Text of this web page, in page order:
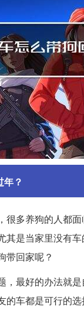
年？
很多养狗的人都
其是当家里没有
带回家呢？
最好的办法就是
的车都是可行的